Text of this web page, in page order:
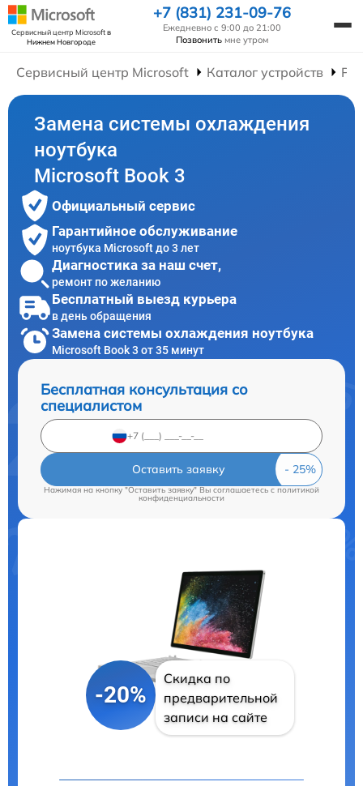
Сервисный центр Microsoftв
Нижнем Новгороде
+7 (831) 231-09-76
Ежедневно с 9:00 до 21:00
Позвонить мне утром
Сервисный центр Microsoft Каталог устройств
Замена системы охлаждения
ноутбука
Microsoft Book 3
Официальный сервис
Гарантийное обслуживание
ноутбука Microsoft до 3 лет
Диагностика за наш счет,
ремонт по желанию
Бесплатный выезд курьера
в день обращения
Замена системы охлаждения ноутбука
Microsoft Book 3 от 35 минут
Бесплатная консультация со
специалистом
Оставить заявку
Нажимая на кнопку "Оставить заявку" Вы соглашаетесь cполитикой
конфиденциальности
-20%
Скидка по
предварительной
записи на сайте